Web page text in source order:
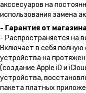
акссесуаров на
использования замена
- Гарантия от
- Распространяется на
Включает в себя
устройства на
(создание Apple iD и
устройства,
пакета платных